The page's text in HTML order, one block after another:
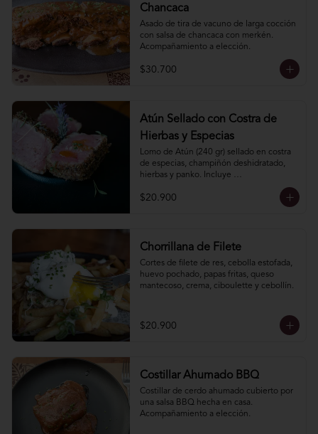
Chancaca
Asado de tira de vacuno de larga cocción
con salsa de chancaca con merkén.
Acompañamiento a elección.
$30.700
Atún Sellado con Costra de
Hierbas y Especias
Lomo de Atún (240 gr) sellado en costra
de especias, champiñón deshidratado,
hierbas y panko. Incluye
$20.900
Chorrillana de Filete
Cortes de filete de res, cebolla estofada,
huevo pochado, papas fritas, queso
mantecoso, crema, ciboulette y cebollín.
$20.900
Costillar Ahumado BBQ
Costillar de cerdo ahumado cubierto por
una salsa BBQ hecha en casa.
Acompañamiento a elección.